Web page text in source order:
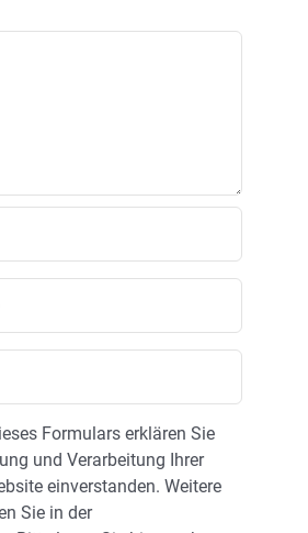
Formulars erklären Sie
und Verarbeitung Ihrer
einverstanden. Weitere
Sie in der